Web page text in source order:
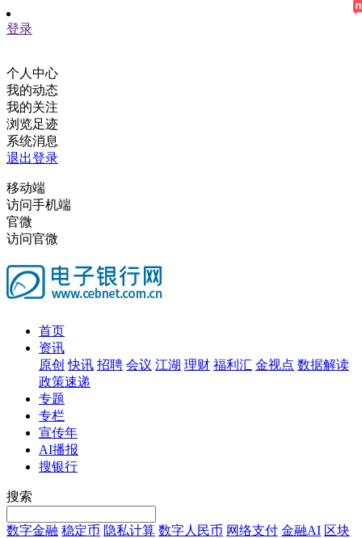
登录
个人中心
我的动态
我的关注
浏览足迹
系统消息
退出登录
移动端
访问手机端
官微
访问官微
首页
资讯
原创 快讯 招聘 会议 江湖 理财 福利汇 金视点 数据解读
政策速递
专题
专栏
宣传年
AI播报
搜银行
搜索
数字金融 稳定币 隐私计算 数字人民币 网络支付 金融AI 区块